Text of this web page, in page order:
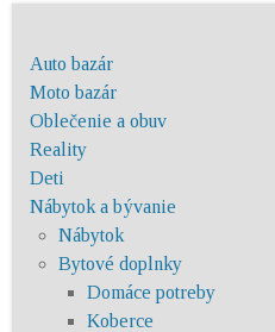
Auto bazár
Moto bazár
Oblečenie a obuv
Reality
Deti
Nábytok a bývanie
Nábytok
Bytové doplnky
Domáce potreby
Koberce